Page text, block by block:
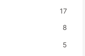
17
8
5